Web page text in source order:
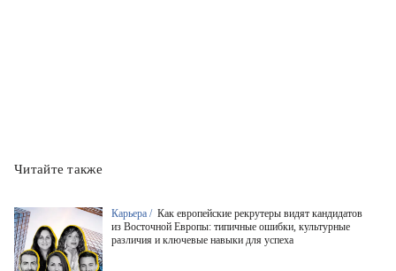
Читайте также
Карьера / Как европейские рекрутеры видят кандидатов
из Восточной Европы: типичные ошибки, культурные
различия и ключевые навыки для успеха